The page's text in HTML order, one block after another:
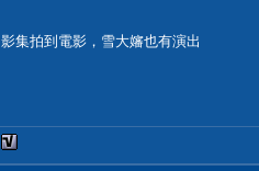
影集拍到電影，雪大嬸也有演出